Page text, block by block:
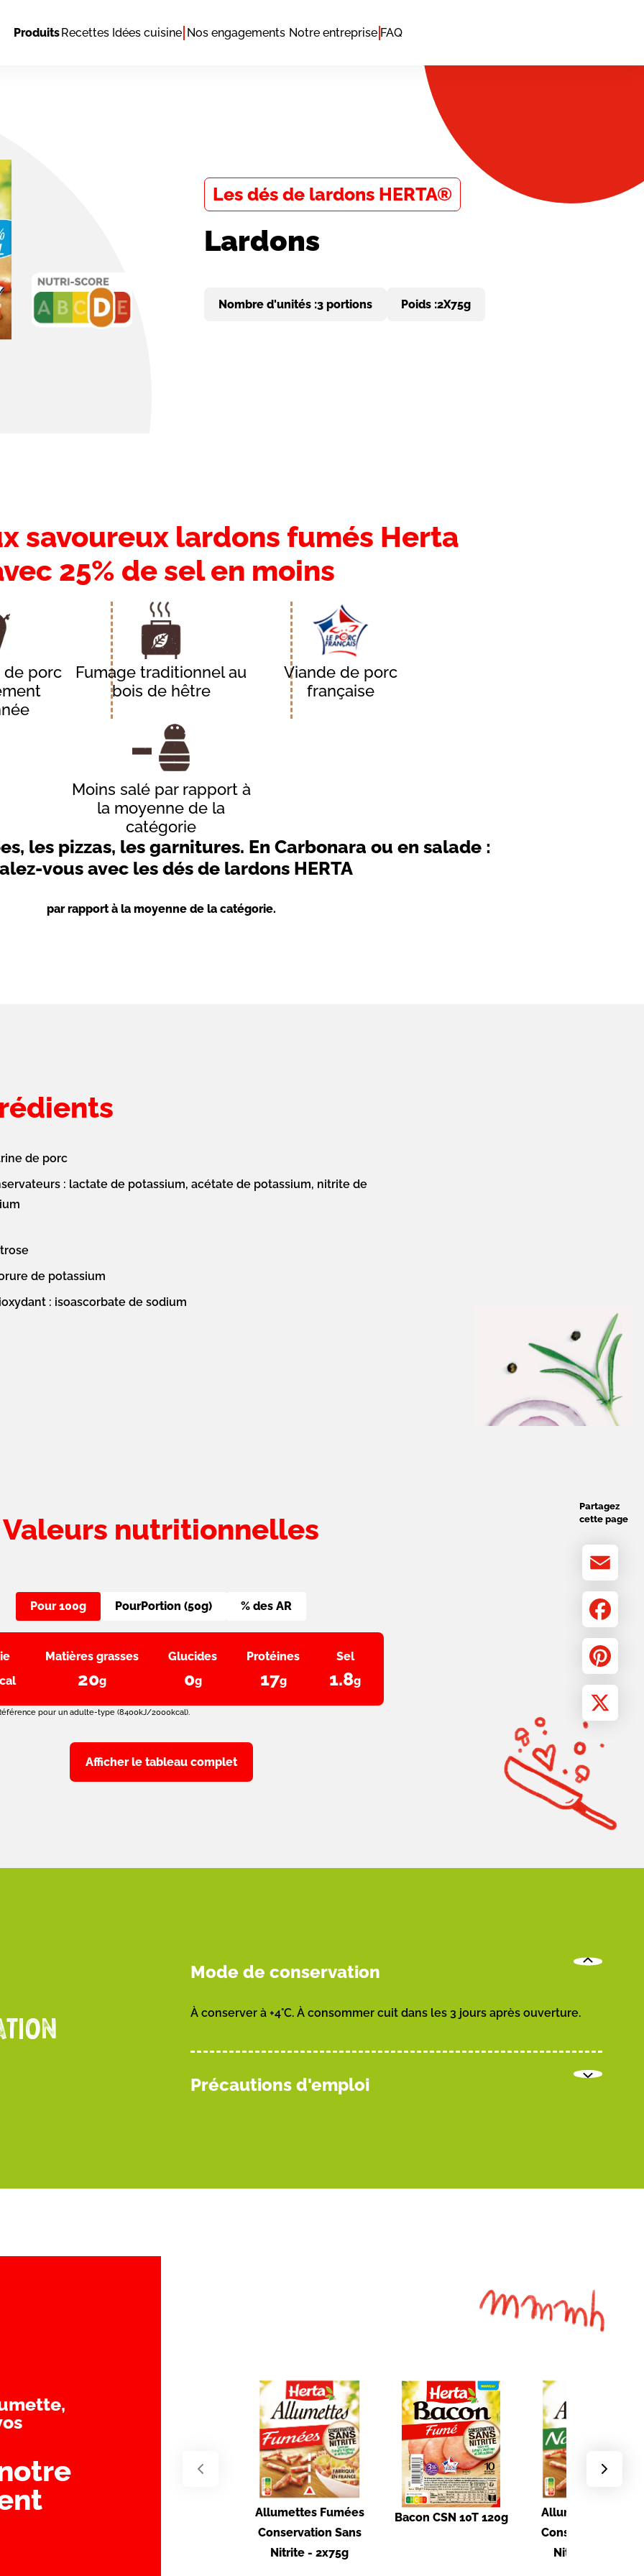
ProduitsRecettes Idées cuisine Nos engagements Notre entreprise FAQ
Les dés de lardons HERTA®
Lardons
Nombre d'unités :3 portions Poids :2X75g
savoureux lardons fumés Herta
25% de sel en moins
de porc
Fumage traditionnel au
bois de hêtre
Viande de porc
française
Moins salé par rapport à
la moyenne de la
catégorie
les pizzas, les garnitures. En Carbonara ou en salade :
vous avec les dés de lardons HERTA
par rapport à la moyenne de la catégorie.
de porc
: lactate de potassium, acétate de potassium, nitrite de
de potassium
: isoascorbate de sodium
Valeurs nutritionnelles
Pour 100g PourPortion (50g) % des AR
Matières grasses
20g
Glucides
0g
Protéines
17g
Sel
1.8g
pour un adulte-type (8400kJ/2000kcal).
Afficher le tableau complet
Mode de conservation
À conserver à +4°C. À consommer cuit dans les 3 jours après ouverture.
Précautions d'emploi
Allumettes Fumées
Conservation Sans
Nitrite - 2x75g
Bacon CSN 10T 120g
Allumettes Nature
Conservation Sans
Nitrite - 2x75g
Partagez
cette page
Email
Facebook
Pinterest